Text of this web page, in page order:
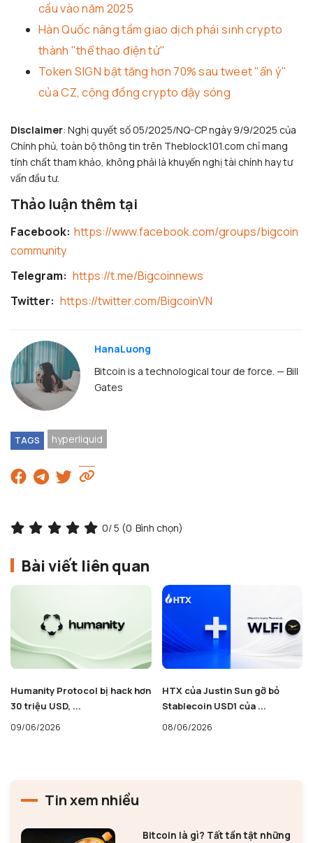
cầu vào năm 2025
Hàn Quốc nâng tầm giao dịch phái sinh crypto
thành "thể thao điện tử"
Token SIGN bật tăng hơn 70% sau tweet "ẩn ý"
của CZ, cộng đồng crypto dậy sóng
Disclaimer: Nghị quyết số 05/2025/NQ-CP ngày 9/9/2025 của
Chính phủ, toàn bộ thông tin trên Theblock101.com chỉ mang
tính chất tham khảo, không phải là khuyến nghị tài chính hay tư
vấn đầu tư.
Thảo luận thêm tại
Facebook: https://www.facebook.com/groups/bigcoin
community
Telegram: https://t.me/Bigcoinnews
Twitter: https://twitter.com/BigcoinVN
HanaLuong
Bitcoin is a technological tour de force. — Bill
Gates
TAGS hyperliquid
0/ 5 (0 Bình chọn)
Bài viết liên quan
Humanity Protocol bị hack hơn
30 triệu USD, ...
09/06/2026
HTX của Justin Sun gỡ bỏ
Stablecoin USD1 của ...
08/06/2026
Tin xem nhiều
Bitcoin là gì? Tất tần tật những